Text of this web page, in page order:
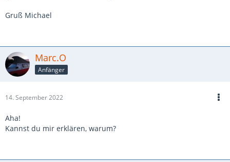
Gruß Michael
Marc.O
Anfänger
14. September 2022
Aha!
Kannst du mir erklären, warum?